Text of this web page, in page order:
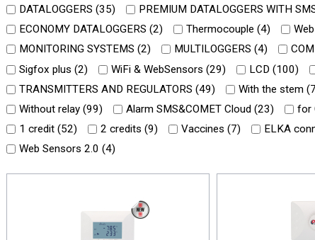
DATALOGGERS (35) PREMIUM DATALOGGERS WITH
ECONOMY DATALOGGERS (2) Thermocouple (4)
MONITORING SYSTEMS (2) MULTILOGGERS (4)
Sigfox plus (2) WiFi & WebSensors (29) LCD (100)
TRANSMITTERS AND REGULATORS (49) With the stem (7
Without relay (99) Alarm SMS&COMET Cloud (23) for
1 credit (52) 2 credits (9) Vaccines (7) ELKA
Web Sensors 2.0 (4)